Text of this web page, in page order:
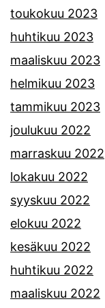
toukokuu 2023
huhtikuu 2023
maaliskuu 2023
helmikuu 2023
tammikuu 2023
joulukuu 2022
marraskuu 2022
lokakuu 2022
syyskuu 2022
elokuu 2022
kesäkuu 2022
huhtikuu 2022
maaliskuu 2022